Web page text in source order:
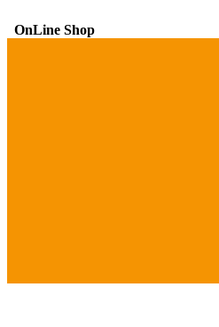
OnLine Shop